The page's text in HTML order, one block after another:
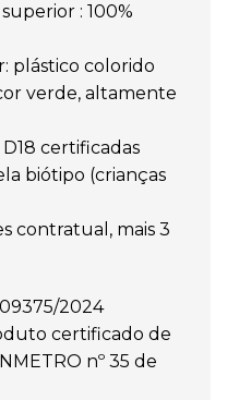
: 100%
plástico colorido
verde, altamente
certificadas
biótipo (crianças
contratual, mais 3
2024
certificado de
nº 35 de